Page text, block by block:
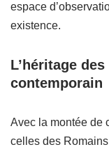
espace
existence.
L’héritage
contemporain
Avec la montée de
celles des